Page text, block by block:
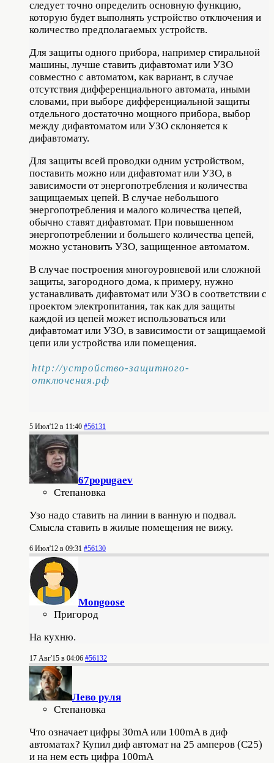
следует точно определить основную функцию,
которую будет выполнять устройство отключения и
количество предполагаемых устройств.
Для защиты одного прибора, например стиральной
машины, лучше ставить дифавтомат или УЗО
совместно с автоматом, как вариант, в случае
отсутствия дифференциального автомата, иными
словами, при выборе дифференциальной защиты
отдельного достаточно мощного прибора, выбор
между дифавтоматом или УЗО склоняется к
дифавтомату.
Для защиты всей проводки одним устройством,
поставить можно или дифавтомат или УЗО, в
зависимости от энергопотребления и количества
защищаемых цепей. В случае небольшого
энергопотребления и малого количества цепей,
обычно ставят дифавтомат. При повышенном
энергопотреблении и большего количества цепей,
можно установить УЗО, защищенное автоматом.
В случае построения многоуровневой или сложной
защиты, загородного дома, к примеру, нужно
устанавливать дифавтомат или УЗО в соответствии с
проектом электропитания, так как для защиты
каждой из цепей может использоваться или
дифавтомат или УЗО, в зависимости от защищаемой
цепи или устройства или помещения.
http://устройство-защитного-
отключения.рф
5 Июл'12 в 11:40 #56131
67popugaev
Степановка
Узо надо ставить на линии в ванную и подвал.
Смысла ставить в жилые помещения не вижу.
6 Июл'12 в 09:31 #56130
Mongoose
Пригород
На кухню.
17 Авг'15 в 04:06 #56132
Лево руля
Степановка
Что означает цифры 30mA или 100mA в диф
автоматах? Купил диф автомат на 25 амперов (С25)
и на нем есть цифра 100mA